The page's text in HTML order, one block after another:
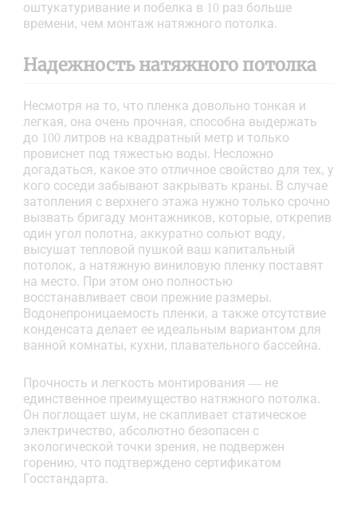
оштукатуривание и побелка в 10 раз больше
времени, чем монтаж натяжного потолка.
Надежность натяжного потолка
Несмотря на то, что пленка довольно тонкая и
легкая, она очень прочная, способна выдержать
до 100 литров на квадратный метр и только
провиснет под тяжестью воды. Несложно
догадаться, какое это отличное свойство для тех, у
кого соседи забывают закрывать краны. В случае
затопления с верхнего этажа нужно только срочно
вызвать бригаду монтажников, которые, открепив
один угол полотна, аккуратно сольют воду,
высушат тепловой пушкой ваш капитальный
потолок, а натяжную виниловую пленку поставят
на место. При этом оно полностью
восстанавливает свои прежние размеры.
Водонепроницаемость пленки, а также отсутствие
конденсата делает ее идеальным вариантом для
ванной комнаты, кухни, плавательного бассейна.
Прочность и легкость монтирования — не
единственное преимущество натяжного потолка.
Он поглощает шум, не скапливает статическое
электричество, абсолютно безопасен с
экологической точки зрения, не подвержен
горению, что подтверждено сертификатом
Госстандарта.